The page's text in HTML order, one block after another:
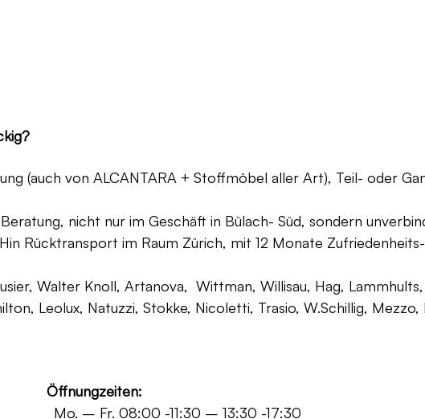
(auch von ALCANTARA + Stoffmöbel aller Art), Teil- oder
nicht nur im Geschäft in Bülach- Süd, sondern
Rücktransport im Raum Zürich, mit 12 Monate
Walter Knoll, Artanova, Wittman, Willisau, Hag,
Leolux, Natuzzi, Stokke, Nicoletti, Trasio, W.Schillig,
Öffnungzeiten:
-11:30 – 13:30 -17:30